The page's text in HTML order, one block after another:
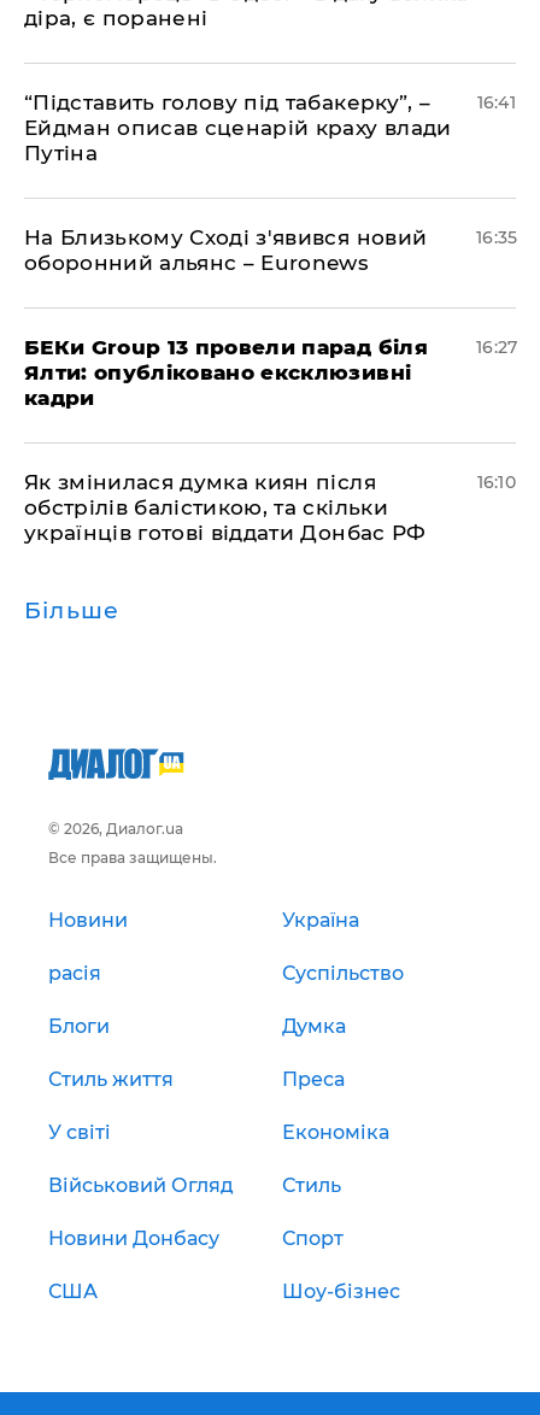
діра, є поранені
​“Підставить голову під табакерку”, –
Ейдман описав сценарій краху влади
Путіна
16:41
На Близькому Сході з'явився новий
оборонний альянс – Euronews
16:35
БЕКи Group 13 провели парад біля
Ялти: опубліковано ексклюзивні
кадри
16:27
Як змінилася думка киян після
обстрілів балістикою, та скільки
українців готові віддати Донбас РФ
16:10
Більше
© 2026, Диалог.ua
Все права защищены.
Новини Україна
расія Суспільство
Блоги Думка
Стиль життя Преса
У світі Економіка
Військовий Огляд Стиль
Новини Донбасу Спорт
США Шоу-бізнес